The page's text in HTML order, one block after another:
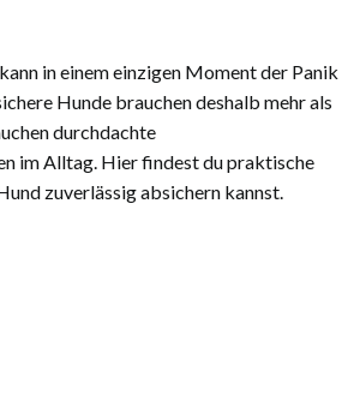
in einem einzigen Moment der Panik
Hunde brauchen deshalb mehr als
durchdachte
im Alltag. Hier findest du praktische
zuverlässig absichern kannst.